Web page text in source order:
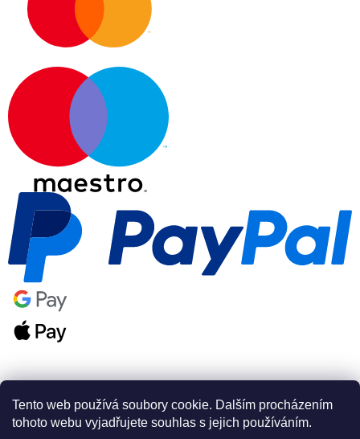
Tento web používá soubory cookie. Dalším procházením
tohoto webu vyjadřujete souhlas s jejich používáním.
Vytvořil Shoptet Premium